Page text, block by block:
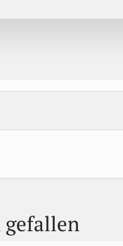
gefallen